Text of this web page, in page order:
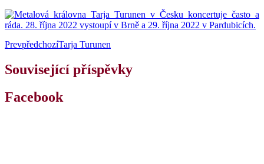
PrevpředchozíTarja Turunen
Související příspěvky
Facebook